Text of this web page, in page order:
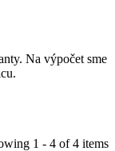
Na výpočet sme
1 - 4 of 4 items